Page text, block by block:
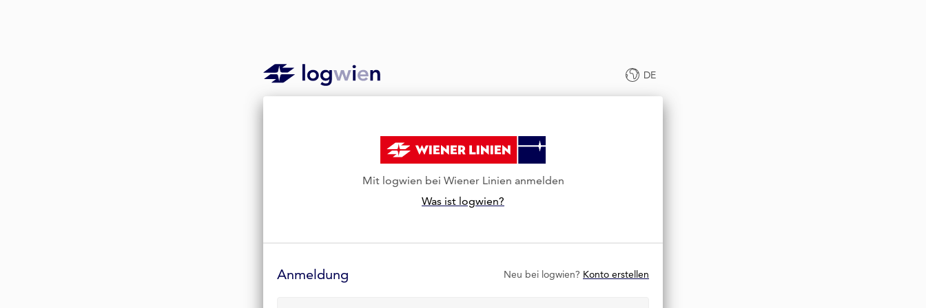
DE
Mit logwien bei Wiener Linien anmelden
Was ist logwien?
Formular
Anmeldung Neu bei logwien? Konto erstellen